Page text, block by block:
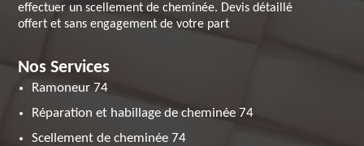
effectuer un scellement de cheminée. Devis détaillé
offert et sans engagement de votre part
Nos Services
Ramoneur 74
Réparation et habillage de cheminée 74
Scellement de cheminée 74